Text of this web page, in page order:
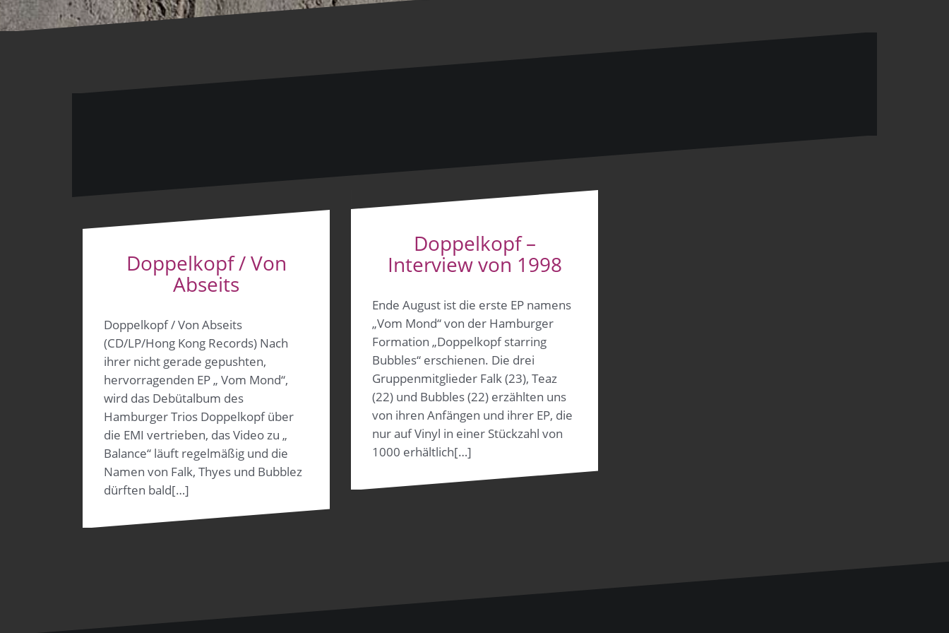
Doppelkopf / Von
Abseits
Doppelkopf / Von Abseits
(CD/LP/Hong Kong Records) Nach
ihrer nicht gerade gepushten,
hervorragenden EP „ Vom Mond“,
wird das Debütalbum des
Hamburger Trios Doppelkopf über
die EMI vertrieben, das Video zu „
Balance“ läuft regelmäßig und die
Namen von Falk, Thyes und Bubblez
dürften bald[…]
Doppelkopf –
Interview von 1998
Ende August ist die erste EP namens
„Vom Mond“ von der Hamburger
Formation „Doppelkopf starring
Bubbles“ erschienen. Die drei
Gruppenmitglieder Falk (23), Teaz
(22) und Bubbles (22) erzählten uns
von ihren Anfängen und ihrer EP, die
nur auf Vinyl in einer Stückzahl von
1000 erhältlich[…]